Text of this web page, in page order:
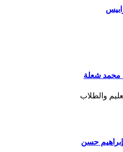
محمد شعلة
والطلاب
إبراهيم حسن